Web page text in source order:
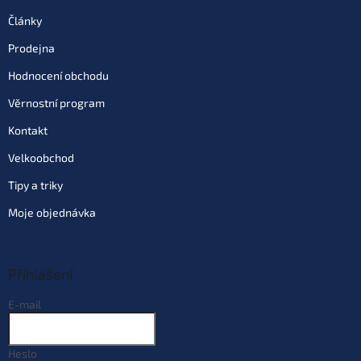
Články
Prodejna
Hodnocení obchodu
Věrnostní program
Kontakt
Velkoobchod
Tipy a triky
Moje objednávka
Přihlášení
E-mail
Heslo